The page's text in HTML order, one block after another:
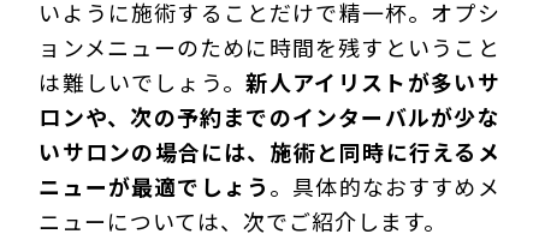
いように施術することだけで精一杯。オプシ
ョンメニューのために時間を残すということ
は難しいでしょう。新人アイリストが多いサ
ロンや、次の予約までのインターバルが少な
いサロンの場合には、施術と同時に行えるメ
ニューが最適でしょう。具体的なおすすめメ
ニューについては、次でご紹介します。